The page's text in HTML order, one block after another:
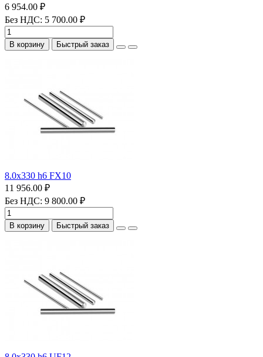
6 954.00 ₽
Без НДС: 5 700.00 ₽
В корзину Быстрый заказ
8.0х330 h6 FX10
11 956.00 ₽
Без НДС: 9 800.00 ₽
В корзину Быстрый заказ